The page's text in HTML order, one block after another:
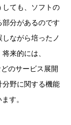
しても、ソフトの
分があるのです
ながら培ったノ
来的には、
のサービス展開
分野に関する機能
す。